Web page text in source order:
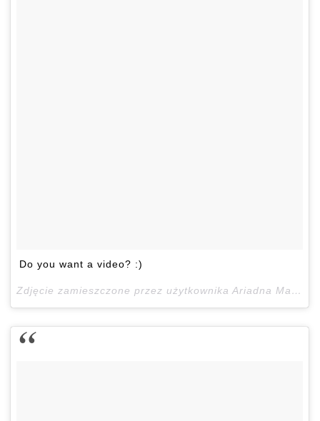
Do you want a video? :)
Zdjęcie zamieszczone przez użytkownika Ariadna Majewska (@ari_maj)